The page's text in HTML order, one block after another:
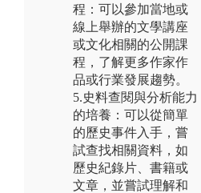
程：可以參加當地或
線上舉辦的文學講座
或文化相關的公開課
程，了解更多作家作
品或行業發展趨勢。
5.史料查閱與分析能力
的培養：可以從簡單
的歷史事件入手，嘗
試查找相關資料，如
歷史紀錄片、書籍或
文章，並嘗試理解和